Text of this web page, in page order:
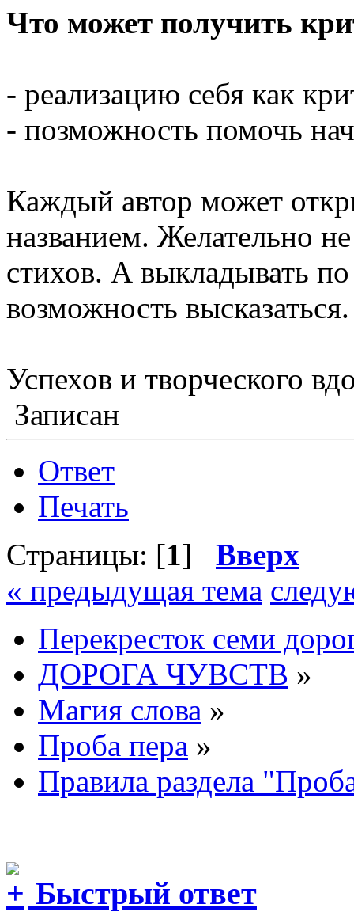
Что может получить
- реализацию себя как
- позможность помочь
Каждый автор может
названием. Желательно
стихов. А выкладывать
возможность высказаться.
Успехов и творческого
Записан
Ответ
Печать
Страницы: [1] Вверх
« предыдущая тема
Перекресток семи
ДОРОГА ЧУВСТВ »
Магия слова »
Проба пера »
Правила раздела
Быстрый ответ